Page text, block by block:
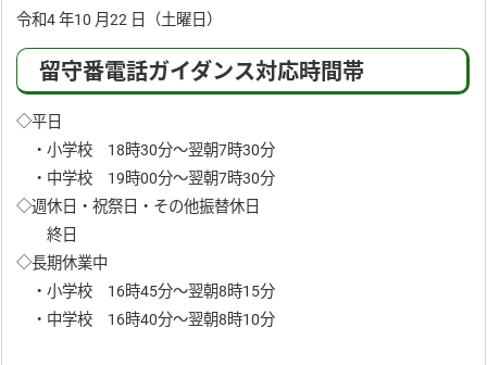
令和4 年10 月22 日（土曜日）
留守番電話ガイダンス対応時間帯
◇平日
・小学校 18時30分～翌朝7時30分
・中学校 19時00分～翌朝7時30分
◇週休日・祝祭日・その他振替休日
終日
◇長期休業中
・小学校 16時45分～翌朝8時15分
・中学校 16時40分～翌朝8時10分